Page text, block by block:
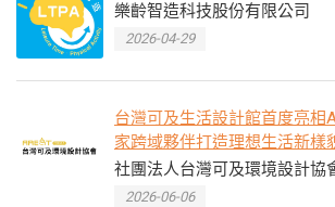
樂齡智造科技股份有限公司
2026-04-29
台灣可及生活設計館首度亮相
家跨域夥伴打造理想生活新樣
社團法人台灣可及環境設計協
2026-06-06